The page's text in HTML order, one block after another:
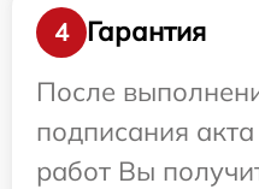
4
Гарантия
После
подписания
работ Вы